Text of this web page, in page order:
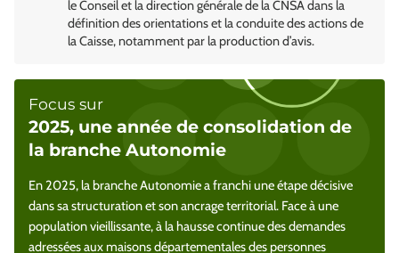
le Conseil et la direction générale de la CNSA dans la
définition des orientations et la conduite des actions de
la Caisse, notamment par la production d’avis.
Focus sur
2025, une année de consolidation de
la branche Autonomie
En 2025, la branche Autonomie a franchi une étape décisive
dans sa structuration et son ancrage territorial. Face à une
population vieillissante, à la hausse continue des demandes
adressées aux maisons départementales des personnes